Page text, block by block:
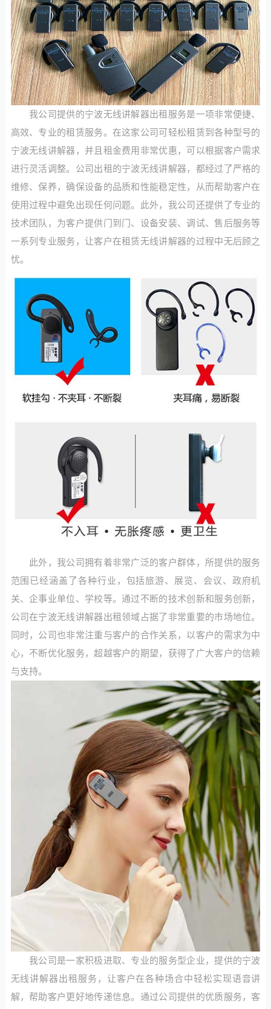
我公司提供的宁波无线讲解器出租服务是一项非常便捷、
高效、专业的租赁服务。在这家公司可轻松租赁到各种型号的
宁波无线讲解器，并且租金费用非常优惠，可以根据客户需求
进行灵活调整。公司出租的宁波无线讲解器，都经过了严格的
维修、保养，确保设备的品质和性能稳定性，从而帮助客户在
使用过程中避免出现任何问题。此外，我公司还提供了专业的
技术团队，为客户提供门到门、设备安装、调试、售后服务等
一系列专业服务，让客户在租赁无线讲解器的过程中无后顾之
忧。
此外，我公司拥有着非常广泛的客户群体，所提供的服务
范围已经涵盖了各种行业，包括旅游、展览、会议、政府机
关、企事业单位、学校等。通过不断的技术创新和服务创新，
公司在宁波无线讲解器出租领域占据了非常重要的市场地位。
同时，公司也非常注重与客户的合作关系，以客户的需求为中
心，不断优化服务，超越客户的期望，获得了广大客户的信赖
与支持。
我公司是一家积极进取、专业的服务型企业，提供的宁波
无线讲解器出租服务，让客户在各种场合中轻松实现语音讲
解，帮助客户更好地传递信息。通过公司提供的优质服务，客